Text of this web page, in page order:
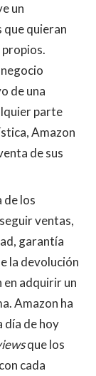
un
que quieran
de una
parte
Amazon
de sus
de los
ventas,
garantía
la devolución
en adquirir un
Amazon ha
día de hoy
que los
cada